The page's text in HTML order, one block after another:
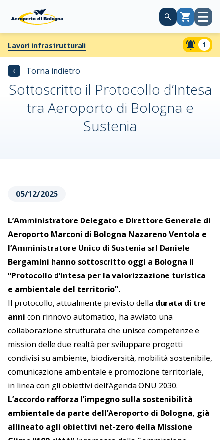
CarrelloApri
Lavori infrastrutturali 1
‹ Torna indietro
Sottoscritto il Protocollo d’Intesa
tra Aeroporto di Bologna e
Sustenia
05/12/2025
L’Amministratore Delegato e Direttore Generale di
Aeroporto Marconi di Bologna Nazareno Ventola e
l’Amministratore Unico di Sustenia srl Daniele
Bergamini hanno sottoscritto oggi a Bologna il
“Protocollo d’Intesa per la valorizzazione turistica
e ambientale del territorio”.
Il protocollo, attualmente previsto della durata di tre
anni con rinnovo automatico, ha avviato una
collaborazione strutturata che unisce competenze e
mission delle due realtà per sviluppare progetti
condivisi su ambiente, biodiversità, mobilità sostenibile,
comunicazione ambientale e promozione territoriale,
in linea con gli obiettivi dell’Agenda ONU 2030.
L’accordo rafforza l’impegno sulla sostenibilità
ambientale da parte dell’Aeroporto di Bologna, già
allineato agli obiettivi net-zero della Missione